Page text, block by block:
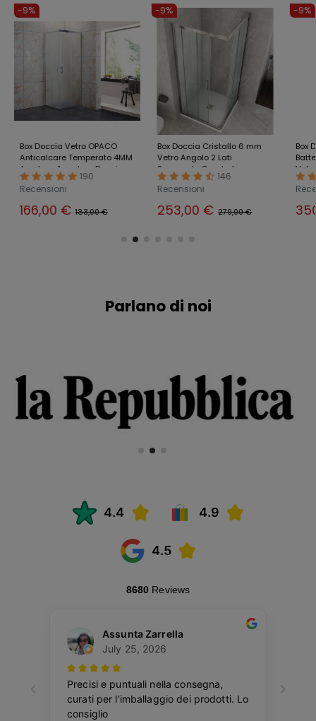
-9%
Box Doccia Vetro OPACO
Anticalcare Temperato 4MM
Apertura Angolare Doppio
Scorrevole H185 190
Recensioni
166,00 € 183,00 €
-9%
Box Doccia Cristallo 6 mm
Vetro Angolo 2 Lati
Scorrevole Quadrato
Rettangolare
146
Recensioni
253,00 € 279,00 €
-9%
Box
Parlano di noi